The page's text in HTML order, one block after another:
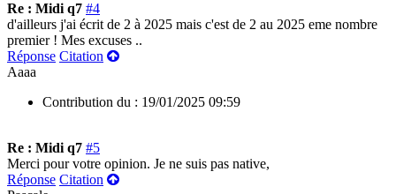
Re : Midi q7 #4
d'ailleurs j'ai écrit de 2 à 2025 mais c'est de 2 au 2025 eme nombre
premier ! Mes excuses ..
Réponse Citation
Aaaa
Contribution du : 19/01/2025 09:59
Re : Midi q7 #5
Merci pour votre opinion. Je ne suis pas native,
Réponse Citation